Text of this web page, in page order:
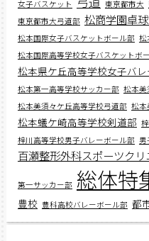
女子バスケット 東京都市大
東京都市大弓道部 松商学園卓
松本国際女子バスケットボール部 松
松本国際高等学校女子バスケットボ
松本県ケ丘高等学校女子バ
松本第一高等学校サッカー部 松本美
松本美須々ケ丘高等学校弓道部 松本
松本蟻ケ崎高等学校剣道部
梓川高等学校男子バレーボール部 男
百瀬整形外科スポーツクリ
第一サッカー部 総体特
豊校 豊科高校バレーボール部 都